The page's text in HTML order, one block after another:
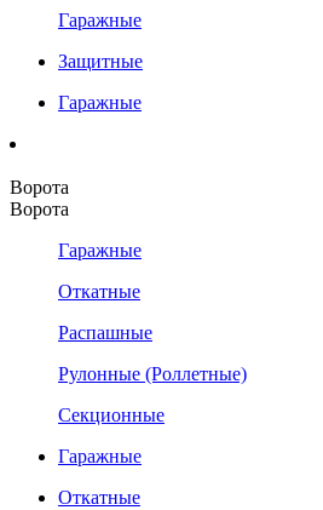
Гаражные
Защитные
Гаражные
Ворота
Ворота
Гаражные
Откатные
Распашные
Рулонные (Роллетные)
Секционные
Гаражные
Откатные